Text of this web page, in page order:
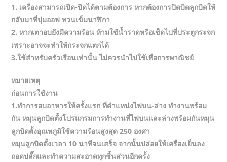
1. เครื่องสามารถเปิด-ปิดได้ตามต้องการ หากต้องการปิดบิดลูกบิดให้
กลับมาที่ปุ่มออฟ ทวนเข็มนาฬิกา
2. หากเตาอบยังมีความร้อน ห้ามใช้น้ำราดหรือเช็ดไปที่ประตูกระจก
เพราะอาจจะทำให้กระจกแตกได้
3.ใช้สำหรับครัวเรือนเท่านั้น ไม่ควรนำไปใช้เพื่อการพาณิชย์
หมายเหตุ
ก่อนการใช้งาน
1.ทำการอบอาหารให้ครั้งแรก ที่ตำแหน่งไฟบน-ล่าง ทำงานพร้อม
กัน หมุนลูกบิดตั้งโปรแกรมการทำงานที่ไฟบนและล่างพร้อมกันหมุน
ลูกบิดตั้งอุณหภูมิใช้ความร้อนสูงสุด 250 องศา
หมุนลูกบิดตั้งเวลา 10 นาทีจนเสร็จ จากนั้นปล่อยให้เครื่องเย็นลง
ถอดปลั๊กและทำความสะอาดทุกชิ้นส่วนอีกครั้ง